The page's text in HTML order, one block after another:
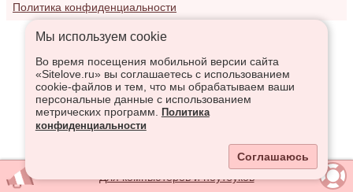
Политика конфиденциальности
Мы используем сookie
Во время посещения мобильной версии сайта
«Sitelove.ru» вы соглашаетесь с использованием
cookie-файлов и тем, что мы обрабатываем ваши
персональные данные с использованием
метрических программ.
Политика
конфиденциальности
Соглашаюсь
Для компьютеров и ноутбуков